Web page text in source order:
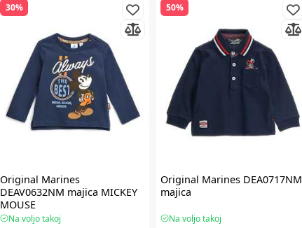
30%
Original Marines
DEAV0632NM majica MICKEY
MOUSE
Na voljo takoj
50%
Original Marines DEA0717NM
majica
Na voljo takoj